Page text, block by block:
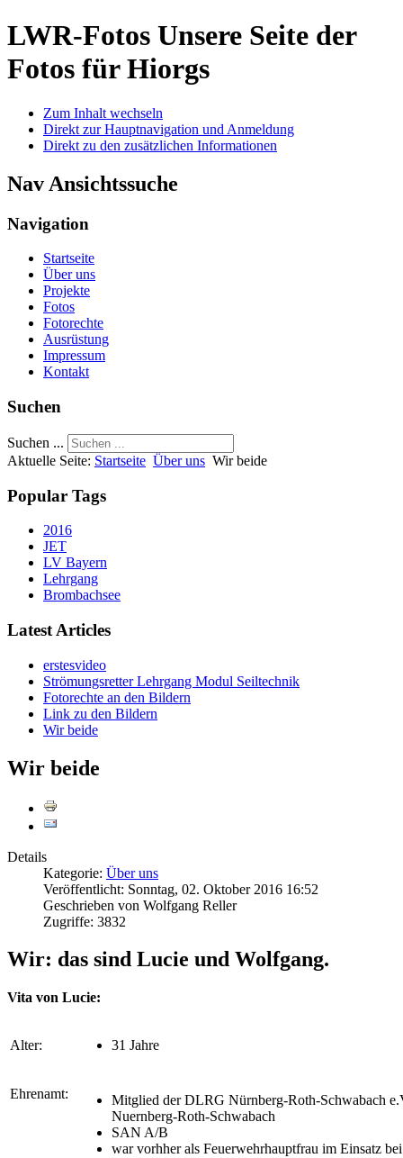
LWR-Fotos Unsere Seite der
Fotos für Hiorgs
Zum Inhalt wechseln
Direkt zur Hauptnavigation und Anmeldung
Direkt zu den zusätzlichen Informationen
Nav Ansichtssuche
Navigation
Startseite
Über uns
Projekte
Fotos
Fotorechte
Ausrüstung
Impressum
Kontakt
Suchen
Suchen ...
Aktuelle Seite: Startseite Über uns Wir beide
Popular Tags
2016
JET
LV Bayern
Lehrgang
Brombachsee
Latest Articles
erstesvideo
Strömungsretter Lehrgang Modul Seiltechnik
Fotorechte an den Bildern
Link zu den Bildern
Wir beide
Wir beide
Details
Kategorie: Über uns
Veröffentlicht: Sonntag, 02. Oktober 2016 16:52
Geschrieben von Wolfgang Reller
Zugriffe: 3832
Wir: das sind Lucie und Wolfgang.
Vita von Lucie:
Alter: 31 Jahre
Ehrenamt:
Mitglied der DLRG Nürnberg-Roth-Schwabach
Nuernberg-Roth-Schwabach
SAN A/B
war vorhher als Feuerwehrhauptfrau im Einsatz